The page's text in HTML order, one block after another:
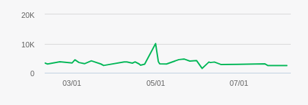
03/01 05/01 07/01
0
10K
20K